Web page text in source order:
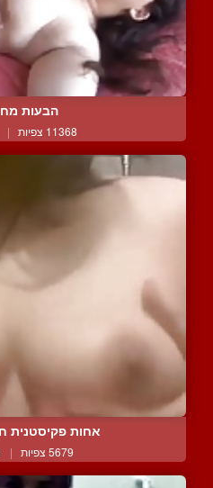
הבעות
11368 צפיות |
אחות פקיסטנית
5679 צפיות |